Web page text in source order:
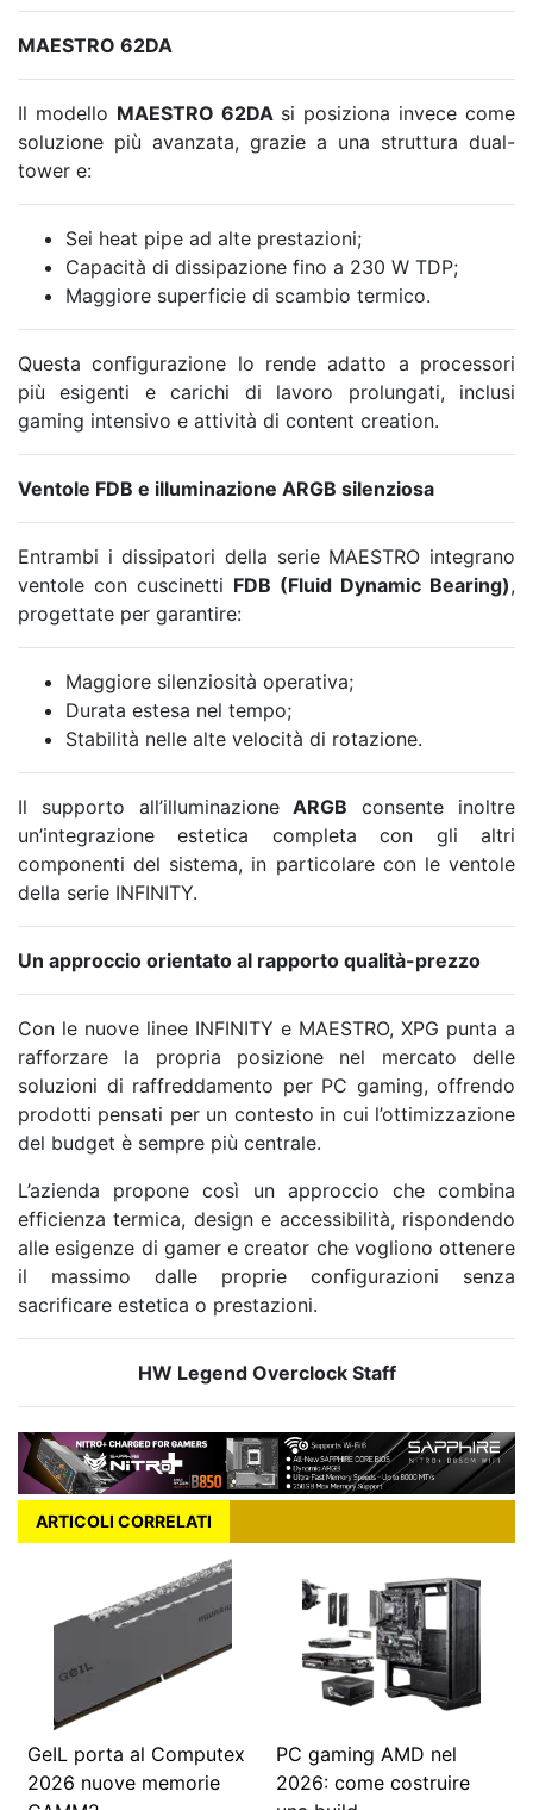
MAESTRO 62DA
Il modello MAESTRO 62DAsi posiziona invece come
soluzione più avanzata, grazie a una struttura dual-
tower e:
Sei heat pipe ad alte prestazioni;
Capacità di dissipazione fino a 230 W TDP;
Maggiore superficie di scambio termico.
Questa configurazione lo rende adatto a processori
più esigenti e carichi di lavoro prolungati, inclusi
gaming intensivo e attività di content creation.
Ventole FDB e illuminazione ARGB silenziosa
Entrambi i dissipatori della serie MAESTRO integrano
ventole con cuscinetti FDB (Fluid Dynamic Bearing),
progettate per garantire:
Maggiore silenziosità operativa;
Durata estesa nel tempo;
Stabilità nelle alte velocità di rotazione.
Il supporto all’illuminazioneARGB consente inoltre
un’integrazione estetica completa con gli altri
componenti del sistema, in particolare con le ventole
della serie INFINITY.
Un approccio orientato al rapporto qualità-prezzo
Con le nuove linee INFINITY e MAESTRO, XPG punta a
rafforzare la propria posizione nel mercato delle
soluzioni di raffreddamento per PC gaming, offrendo
prodotti pensati per un contesto in cui l’ottimizzazione
del budget è sempre più centrale.
L’azienda propone così un approccio che combina
efficienza termica, design e accessibilità, rispondendo
alle esigenze di gamer e creator che vogliono ottenere
il massimo dalle proprie configurazioni senza
sacrificare estetica o prestazioni.
HW Legend Overclock Staff
ARTICOLI CORRELATI
GeIL porta al Computex
2026 nuove memorie
PC gaming AMD nel
2026: come costruire